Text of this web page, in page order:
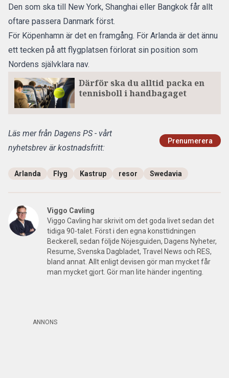
Den som ska till New York, Shanghai eller Bangkok får allt
oftare passera Danmark först.
För Köpenhamn är det en framgång. För Arlanda är det ännu
ett tecken på att flygplatsen förlorat sin position som
Nordens självklara nav.
Därför ska du alltid packa en
tennisboll i handbagaget
Läs mer från Dagens PS - vårt
nyhetsbrev är kostnadsfritt:
Prenumerera
Arlanda Flyg Kastrup resor Swedavia
Viggo Cavling
Viggo Cavling har skrivit om det goda livet sedan det
tidiga 90-talet. Först i den egna konsttidningen
Beckerell, sedan följde Nöjesguiden, Dagens Nyheter,
Resume, Svenska Dagbladet, Travel News och RES,
bland annat. Allt enligt devisen gör man mycket får
man mycket gjort. Gör man lite händer ingenting.
ANNONS